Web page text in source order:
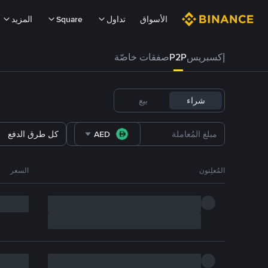
الأسواق تداول Square المزيد
إكسبريسP2Pصفقات خاصّة
شراء بيع
AED كل طرق الدفع
المُعلِنون السعر